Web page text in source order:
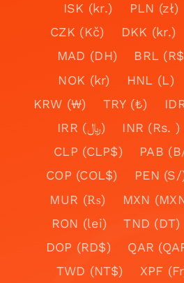
ISK (kr.)
PLN (zł)
CZK (Kč)
DKK (kr.)
MAD (DH)
BRL
NOK (kr)
HNL (L)
KRW (₩)
TRY (₺)
IRR (﷼)
INR (Rs. )
CLP (CLP$)
PAB
COP (COL$)
PEN
MUR (₨)
MXN
RON (lei)
TND (DT)
DOP (RD$)
QAR
TWD (NT$)
XPF